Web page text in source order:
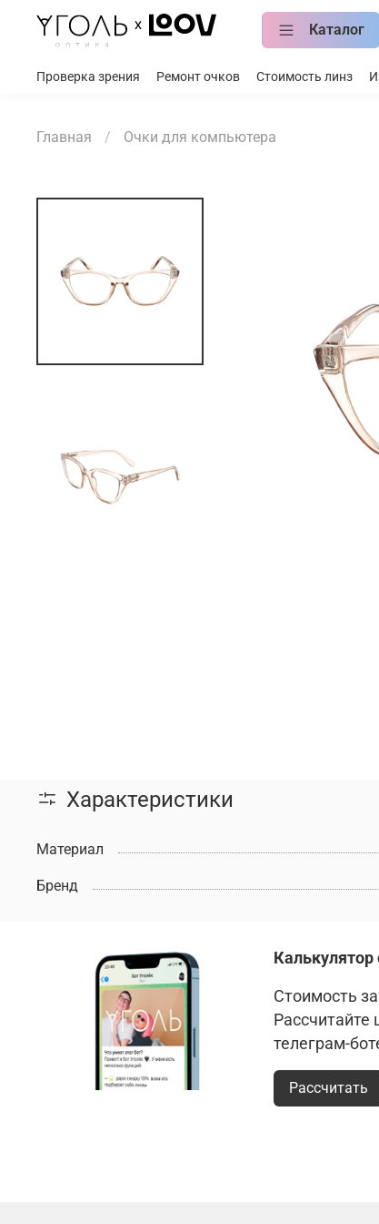
Каталог
Проверка зрения Ремонт очков Стоимость линз
Главная Очки для компьютера
Характеристики
Материал
Бренд
Калькулятор
Стоимость
телеграм-
Рассчитать